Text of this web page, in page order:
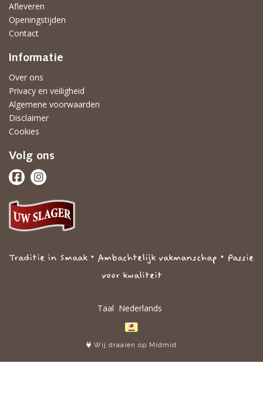
Afleveren
Openingstijden
Contact
Informatie
Over ons
Privacy en veiligheid
Algemene voorwaarden
Disclaimer
Cookies
Volg ons
Traditie in Smaak • Ambachtelijk vakmanschap • Passie
voor kwaliteit
Taal
Wij draaien op Midmid